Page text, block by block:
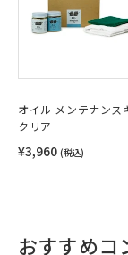
オイル メンテナンス
クリア
¥3,960 (税込)
おすすめコ